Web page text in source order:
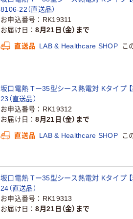
8106-22（直送品）
お申込番号
RK19311
お届け日
8月21日（金）まで
直送品 LAB & Healthcare SHOP こ
坂口電熱 Tー35型シース熱電対 Kタイプ
23（直送品）
お申込番号
RK19312
お届け日
8月21日（金）まで
直送品 LAB & Healthcare SHOP こ
坂口電熱 Tー35型シース熱電対 Kタイプ
24（直送品）
お申込番号
RK19313
お届け日
8月21日（金）まで